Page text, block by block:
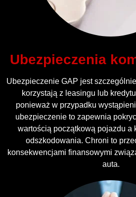
Ubezpieczenia
Ubezpieczenie GAP jest
korzystają z leasingu lub
ponieważ w przypadku
ubezpieczenie to zapewnia
wartością początkową pojazdu a
odszkodowania. Chroni to
konsekwencjami finansowymi
auta.